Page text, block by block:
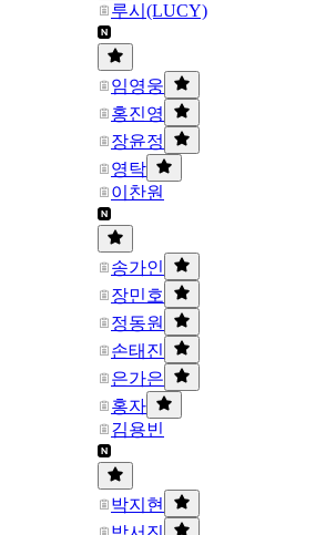
루시(LUCY)
임영웅
홍진영
장윤정
영탁
이찬원
송가인
장민호
정동원
손태진
은가은
홍자
김용빈
박지현